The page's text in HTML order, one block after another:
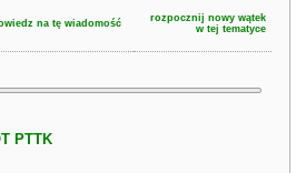
na tę wiadomość
rozpocznij nowy wątek
w tej tematyce
PTTK